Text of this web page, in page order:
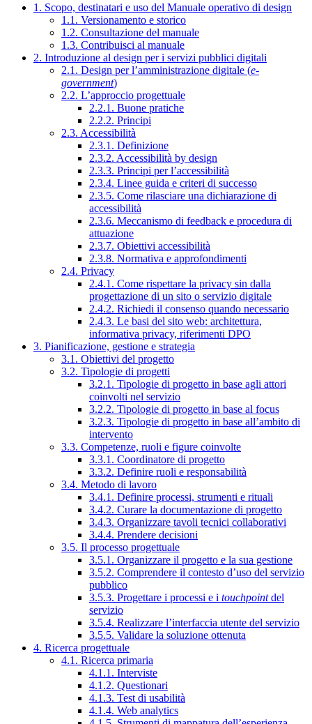
1. Scopo, destinatari e uso del Manuale operativo di design
1.1. Versionamento e storico
1.2. Consultazione del manuale
1.3. Contribuisci al manuale
2. Introduzione al design per i servizi pubblici digitali
2.1. Design per l’amministrazione digitale (e-
government)
2.2. L’approccio progettuale
2.2.1. Buone pratiche
2.2.2. Principi
2.3. Accessibilità
2.3.1. Definizione
2.3.2. Accessibilità by design
2.3.3. Principi per l’accessibilità
2.3.4. Linee guida e criteri di successo
2.3.5. Come rilasciare una dichiarazione di
accessibilità
2.3.6. Meccanismo di feedback e procedura di
attuazione
2.3.7. Obiettivi accessibilità
2.3.8. Normativa e approfondimenti
2.4. Privacy
2.4.1. Come rispettare la privacy sin dalla
progettazione di un sito o servizio digitale
2.4.2. Richiedi il consenso quando necessario
2.4.3. Le basi del sito web: architettura,
informativa privacy, riferimenti DPO
3. Pianificazione, gestione e strategia
3.1. Obiettivi del progetto
3.2. Tipologie di progetti
3.2.1. Tipologie di progetto in base agli attori
coinvolti nel servizio
3.2.2. Tipologie di progetto in base al focus
3.2.3. Tipologie di progetto in base all’ambito di
intervento
3.3. Competenze, ruoli e figure coinvolte
3.3.1. Coordinatore di progetto
3.3.2. Definire ruoli e responsabilità
3.4. Metodo di lavoro
3.4.1. Definire processi, strumenti e rituali
3.4.2. Curare la documentazione di progetto
3.4.3. Organizzare tavoli tecnici collaborativi
3.4.4. Prendere decisioni
3.5. Il processo progettuale
3.5.1. Organizzare il progetto e la sua gestione
3.5.2. Comprendere il contesto d’uso del servizio
pubblico
3.5.3. Progettare i processi e i touchpointdel
servizio
3.5.4. Realizzare l’interfaccia utente del servizio
3.5.5. Validare la soluzione ottenuta
4. Ricerca progettuale
4.1. Ricerca primaria
4.1.1. Interviste
4.1.2. Questionari
4.1.3. Test di usabilità
4.1.4. Web analytics